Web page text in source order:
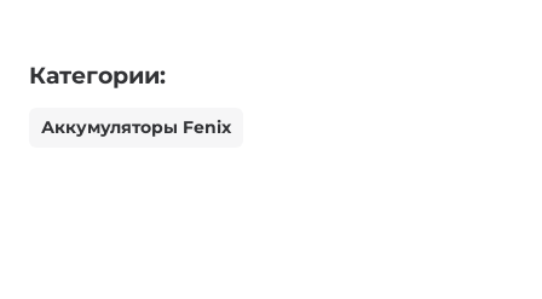
Категории:
Аккумуляторы Fenix